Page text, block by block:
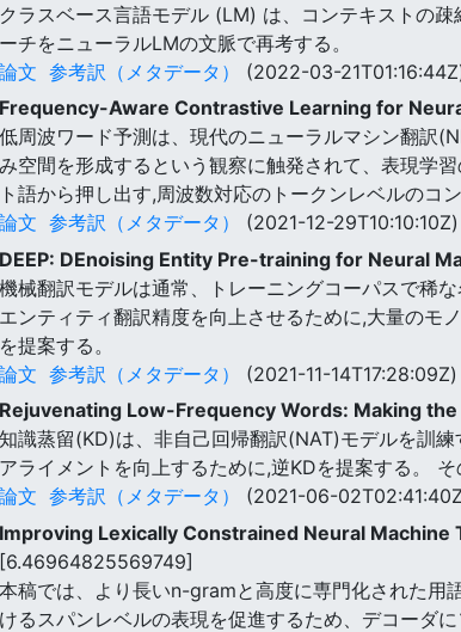
クラスベース言語モデル (LM) は、コンテキストの
ーチをニューラルLMの文脈で再考する。
論文 参考訳（メタデータ）
(2022-03-
Frequency-Aware Contrastive Learning for
低周波ワード予測は、現代のニューラルマシン翻訳
み空間を形成するという観察に触発されて、表現学
ト語から押し出す,周波数対応のトークンレベルのコ
論文 参考訳（メタデータ）
(2021-12-29T10:10:10Z)
DEEP: DEnoising Entity Pre-training for Neural
機械翻訳モデルは通常、トレーニングコーパスで稀
エンティティ翻訳精度を向上させるために,大量の
を提案する。
論文 参考訳（メタデータ）
(2021-11-14T17:28:09Z)
Rejuvenating Low-Frequency Words: Making
知識蒸留(KD)は、非自己回帰翻訳(NAT)モデルを訓
アライメントを向上するために,逆KDを提案する。
論文 参考訳（メタデータ）
(2021-06-
Improving Lexically Constrained Neural
[6.46964825569749]
本稿では、より長いn-gramと高度に専門化された用
けるスパンレベルの表現を促進するため、デコーダ